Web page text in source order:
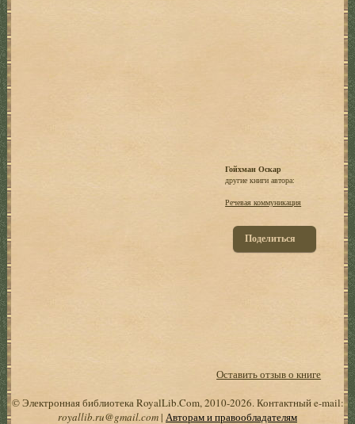
Гойхман Оскар
другие книги автора:
Речевая коммуникация
Поделиться
Оставить отзыв о книге
© Электронная библиотека RoyalLib.Com, 2010-2026. Контактный e-mail:
royallib.ru@gmail.com| Авторам и правообладателям